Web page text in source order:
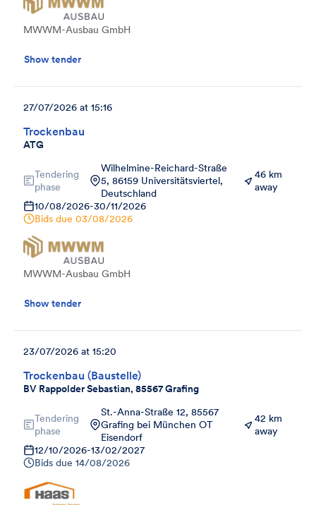
MWWM-Ausbau GmbH
Show tender
Trockenbau
ATG
27/07/2026 at 15:16
Tendering
phase
Wilhelmine-Reichard-Straße
5, 86159 Universitätsviertel,
Deutschland
46 km
away
10/08/2026-30/11/2026
Bids due 03/08/2026
MWWM-Ausbau GmbH
Show tender
Trockenbau (Baustelle)
BV Rappolder Sebastian, 85567 Grafing
23/07/2026 at 15:20
Tendering
phase
St.-Anna-Straße 12, 85567
Grafing bei München OT
Eisendorf
42 km
away
12/10/2026-13/02/2027
Bids due 14/08/2026